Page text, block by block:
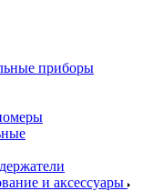
приборы
и аксессуары